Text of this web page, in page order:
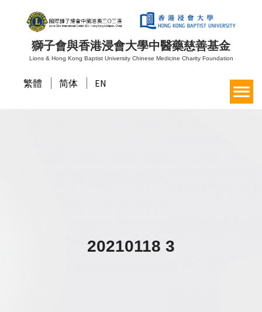
獅子會與香港浸會大學中醫藥慈善基金
Lions & Hong Kong Baptist University Chinese Medicine Charity Foundation
繁體 简体 EN
20210118 3